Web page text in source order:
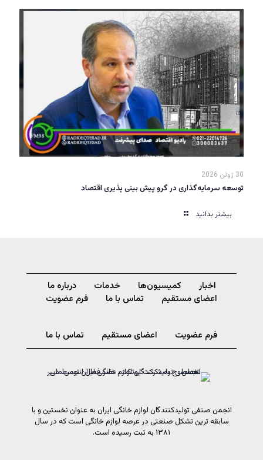
30 ژوئن 2026
توسعه سرمایه‌گذاری در گرو پیش بینی پذیری اقتصاد
بیشتر بدانید
اخبار کمیسیون‌ها خدمات
درباره ما
اعضای مستقیم
تماس با ما فرم عضویت
فرم عضویت اعضای مستقیم تماس با ما
انجمن صنفی تولیدکنندگان لوازم خانگی ایران به عنوان نخستین و با
سابقه ترین تشکل صنعتی در عرصه لوازم خانگی است که در سال
۱۳۸۱ به ثبت رسیده است.